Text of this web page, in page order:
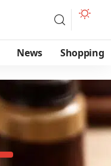
News Shopping